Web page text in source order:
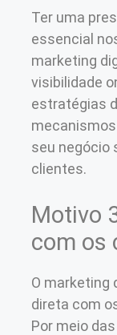
Ter uma
essencial
marketing
visibilidade
estratégias
seu negócio
clientes.
Motivo
com os
O marketing
direta com
Por meio